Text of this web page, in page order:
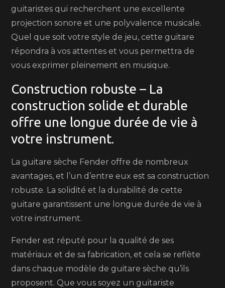
guitaristes qui recherchent une excellente
projection sonore et une polyvalence musicale.
Quel que soit votre style de jeu, cette guitare
répondra à vos attentes et vous permettra de
vous exprimer pleinement en musique.
Construction robuste – La
construction solide et durable
offre une longue durée de vie à
votre instrument.
La guitare sèche Fender offre de nombreux
avantages, et l’un d’entre eux est sa construction
robuste. La solidité et la durabilité de cette
guitare garantissent une longue durée de vie à
votre instrument.
Fender est réputé pour la qualité de ses
matériaux et de sa fabrication, et cela se reflète
dans chaque modèle de guitare sèche qu’ils
proposent. Que vous soyez un guitariste